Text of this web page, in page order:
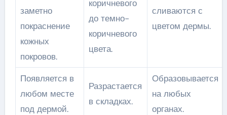
заметно
покраснение
кожных
покровов.
коричневого
до темно-
коричневого
цвета.
сливаются с
цветом дермы.
Появляется в
любом месте
под дермой.
Разрастается
в складках.
Образовывается
на любых
органах.